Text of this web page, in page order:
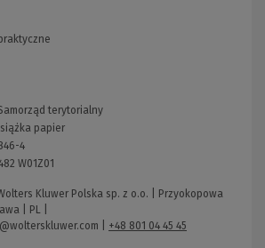
terytorialny
papier
4
W01Z01
Kluwer Polska sp. z o.o. | Przyokopowa
| PL |
+48 801 04 45 45